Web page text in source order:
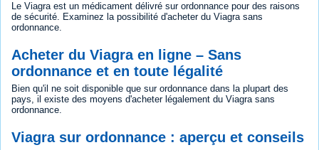
Le Viagra est un médicament délivré sur ordonnance pour des raisons
de sécurité. Examinez la possibilité d'acheter du Viagra sans
ordonnance.
Acheter du Viagra en ligne – Sans
ordonnance et en toute légalité
Bien qu'il ne soit disponible que sur ordonnance dans la plupart des
pays, il existe des moyens d'acheter légalement du Viagra sans
ordonnance.
Viagra sur ordonnance : aperçu et conseils